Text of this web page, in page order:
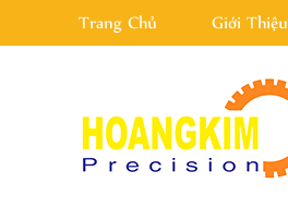
Trang Chủ Giới Thiệu